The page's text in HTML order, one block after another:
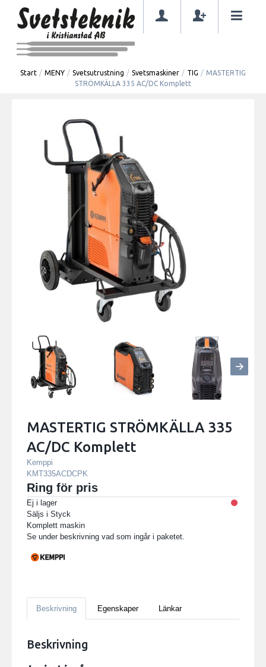
Start / MENY / Svetsutrustning / Svetsmaskiner / TIG / MASTERTIG
STRÖMKÄLLA 335 AC/DC Komplett
MASTERTIG STRÖMKÄLLA 335
AC/DC Komplett
Kemppi
KMT335ACDCPK
Ring för pris
Ej i lager
Säljs i Styck
Komplett maskin
Se under beskrivning vad som ingår i paketet.
Beskrivning Egenskaper Länkar
Beskrivning